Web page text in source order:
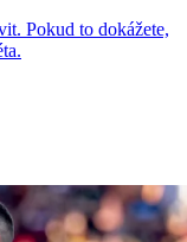
Pokud to dokážete,